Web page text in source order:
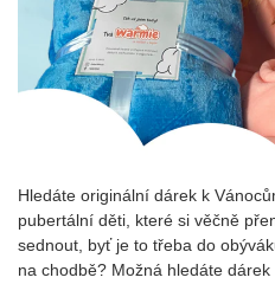
Hledáte originální dárek k
pubertální děti, které si věčně
sednout, byť je to třeba do
na chodbě? Možná hledáte